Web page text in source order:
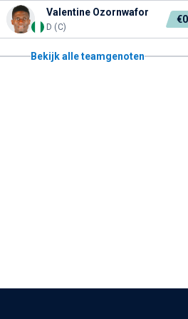
Valentine Ozornwafor
D (C)
Bekijk alle teamgenoten